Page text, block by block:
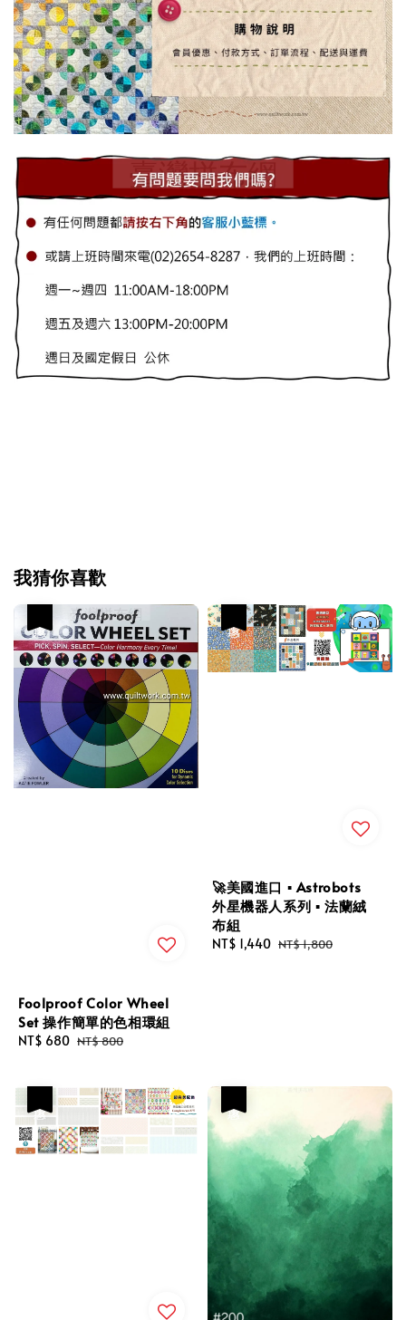
我猜你喜歡
Foolproof Color Wheel
Set 操作簡單的色相環組
Sale
NT$ 680 Regular
NT$ 800
🚀美國進口 ▪︎ Astrobots
外星機器人系列 ▪︎ 法蘭絨
布組
Sale
NT$ 1,440 Regular
NT$ 1,800